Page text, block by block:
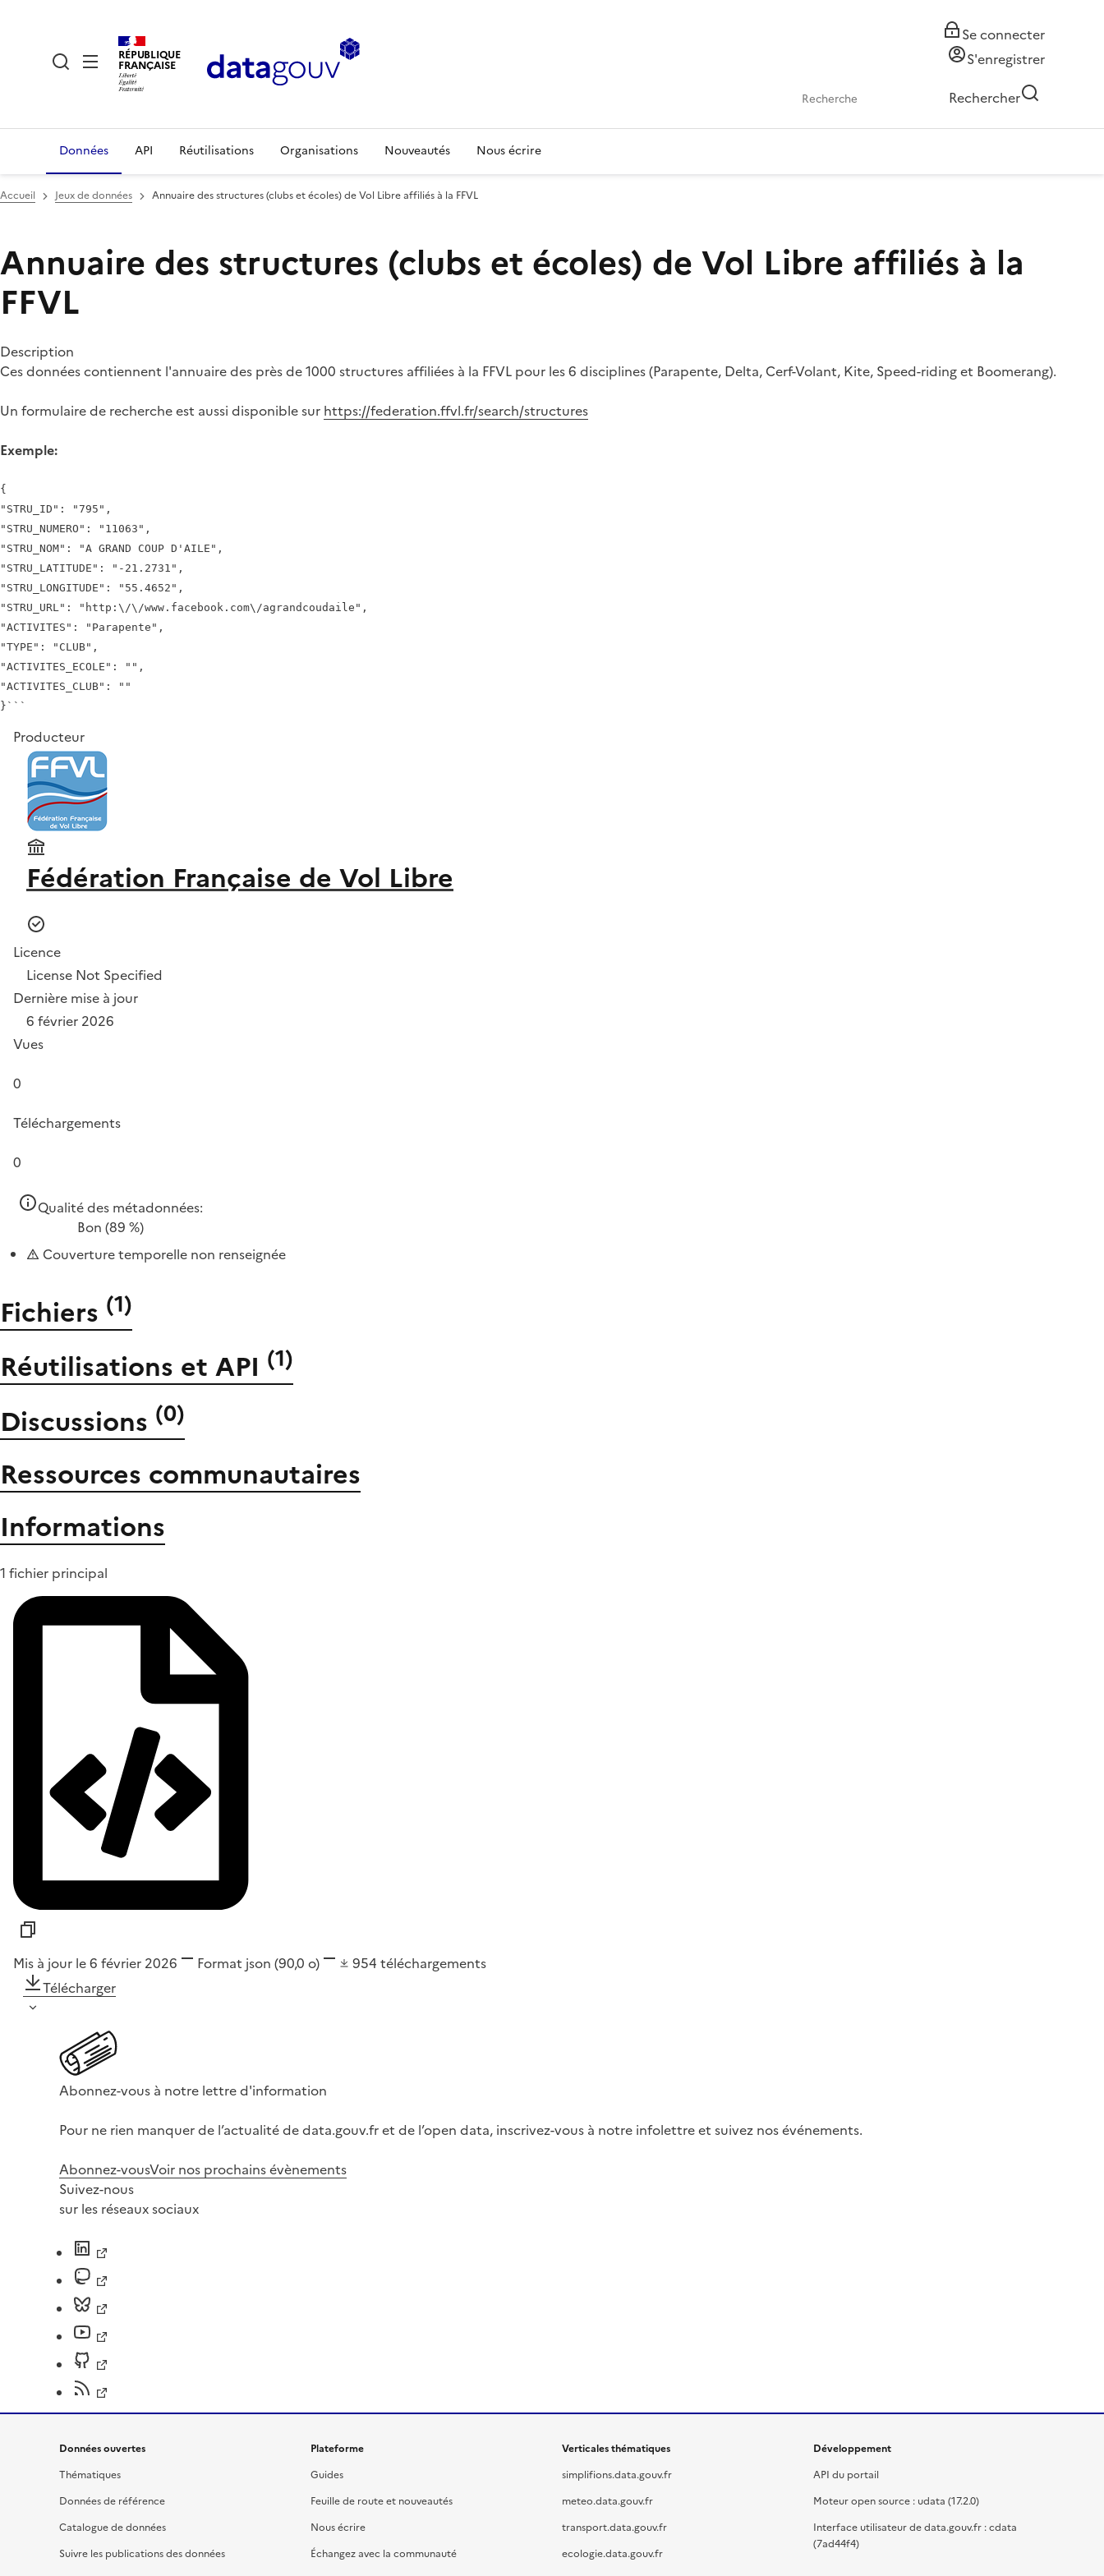
RÉPUBLIQUE
FRANÇAISE
Se connecter
S'enregistrer
Rechercher
Données API Réutilisations Organisations Nouveautés Nous écrire
Accueil Jeux de données Annuaire des structures (clubs et écoles) de Vol Libre affiliés à la FFVL
Annuaire des structures (clubs et écoles) de Vol Libre affiliés à la
FFVL
Description
Ces données contiennent l'annuaire des près de 1000 structures affiliées à la FFVL pour les 6 disciplines (Parapente, Delta, Cerf-Volant, Kite, Speed-riding et Boomerang).
Un formulaire de recherche est aussi disponible sur https://federation.ffvl.fr/search/structures
Exemple:
{
"STRU_ID": "795",
"STRU_NUMERO": "11063",
"STRU_NOM": "A GRAND COUP D'AILE",
"STRU_LATITUDE": "-21.2731",
"STRU_LONGITUDE": "55.4652",
"STRU_URL": "http:\/\/www.facebook.com\/agrandcoudaile",
"ACTIVITES": "Parapente",
"TYPE": "CLUB",
"ACTIVITES_ECOLE": "",
"ACTIVITES_CLUB": ""
Producteur
Fédération Française de Vol Libre
Licence
License Not Specified
Dernière mise à jour
6 février 2026
Vues
0
Téléchargements
0
Qualité des métadonnées:
Bon (89 %)
Couverture temporelle non renseignée
Fichiers (1)
Réutilisations et API (1)
Discussions (0)
Ressources communautaires
Informations
1 fichier principal
Mis à jour le 6 février 2026 Format json (90,0 o) 954 téléchargements
Télécharger
Abonnez-vous à notre lettre d'information
Pour ne rien manquer de l’actualité de data.gouv.fr et de l’open data, inscrivez-vous à notre infolettre et suivez nos événements.
Abonnez-vousVoir nos prochains évènements
Suivez-nous
sur les réseaux sociaux
Données ouvertes
Thématiques
Données de référence
Catalogue de données
Suivre les publications des données
Plateforme
Guides
Feuille de route et nouveautés
Nous écrire
Échangez avec la communauté
Verticales thématiques
simplifions.data.gouv.fr
meteo.data.gouv.fr
transport.data.gouv.fr
ecologie.data.gouv.fr
Développement
API du portail
Moteur open source : udata (17.2.0)
Interface utilisateur de data.gouv.fr : cdata
(7ad44f4)